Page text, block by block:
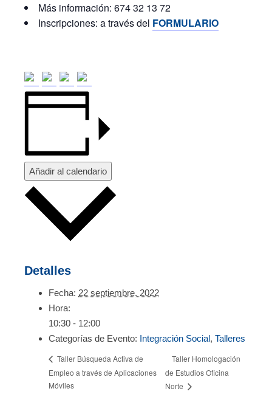
Más información: 674 32 13 72
Inscripciones: a través del FORMULARIO
Añadir al calendario
Detalles
Fecha: 22 septiembre, 2022
Hora:
10:30 - 12:00
Categorías de Evento: Integración Social, Talleres
Taller Búsqueda Activa de
Empleo a través de Aplicaciones
Móviles
Taller Homologación
de Estudios Oficina
Norte